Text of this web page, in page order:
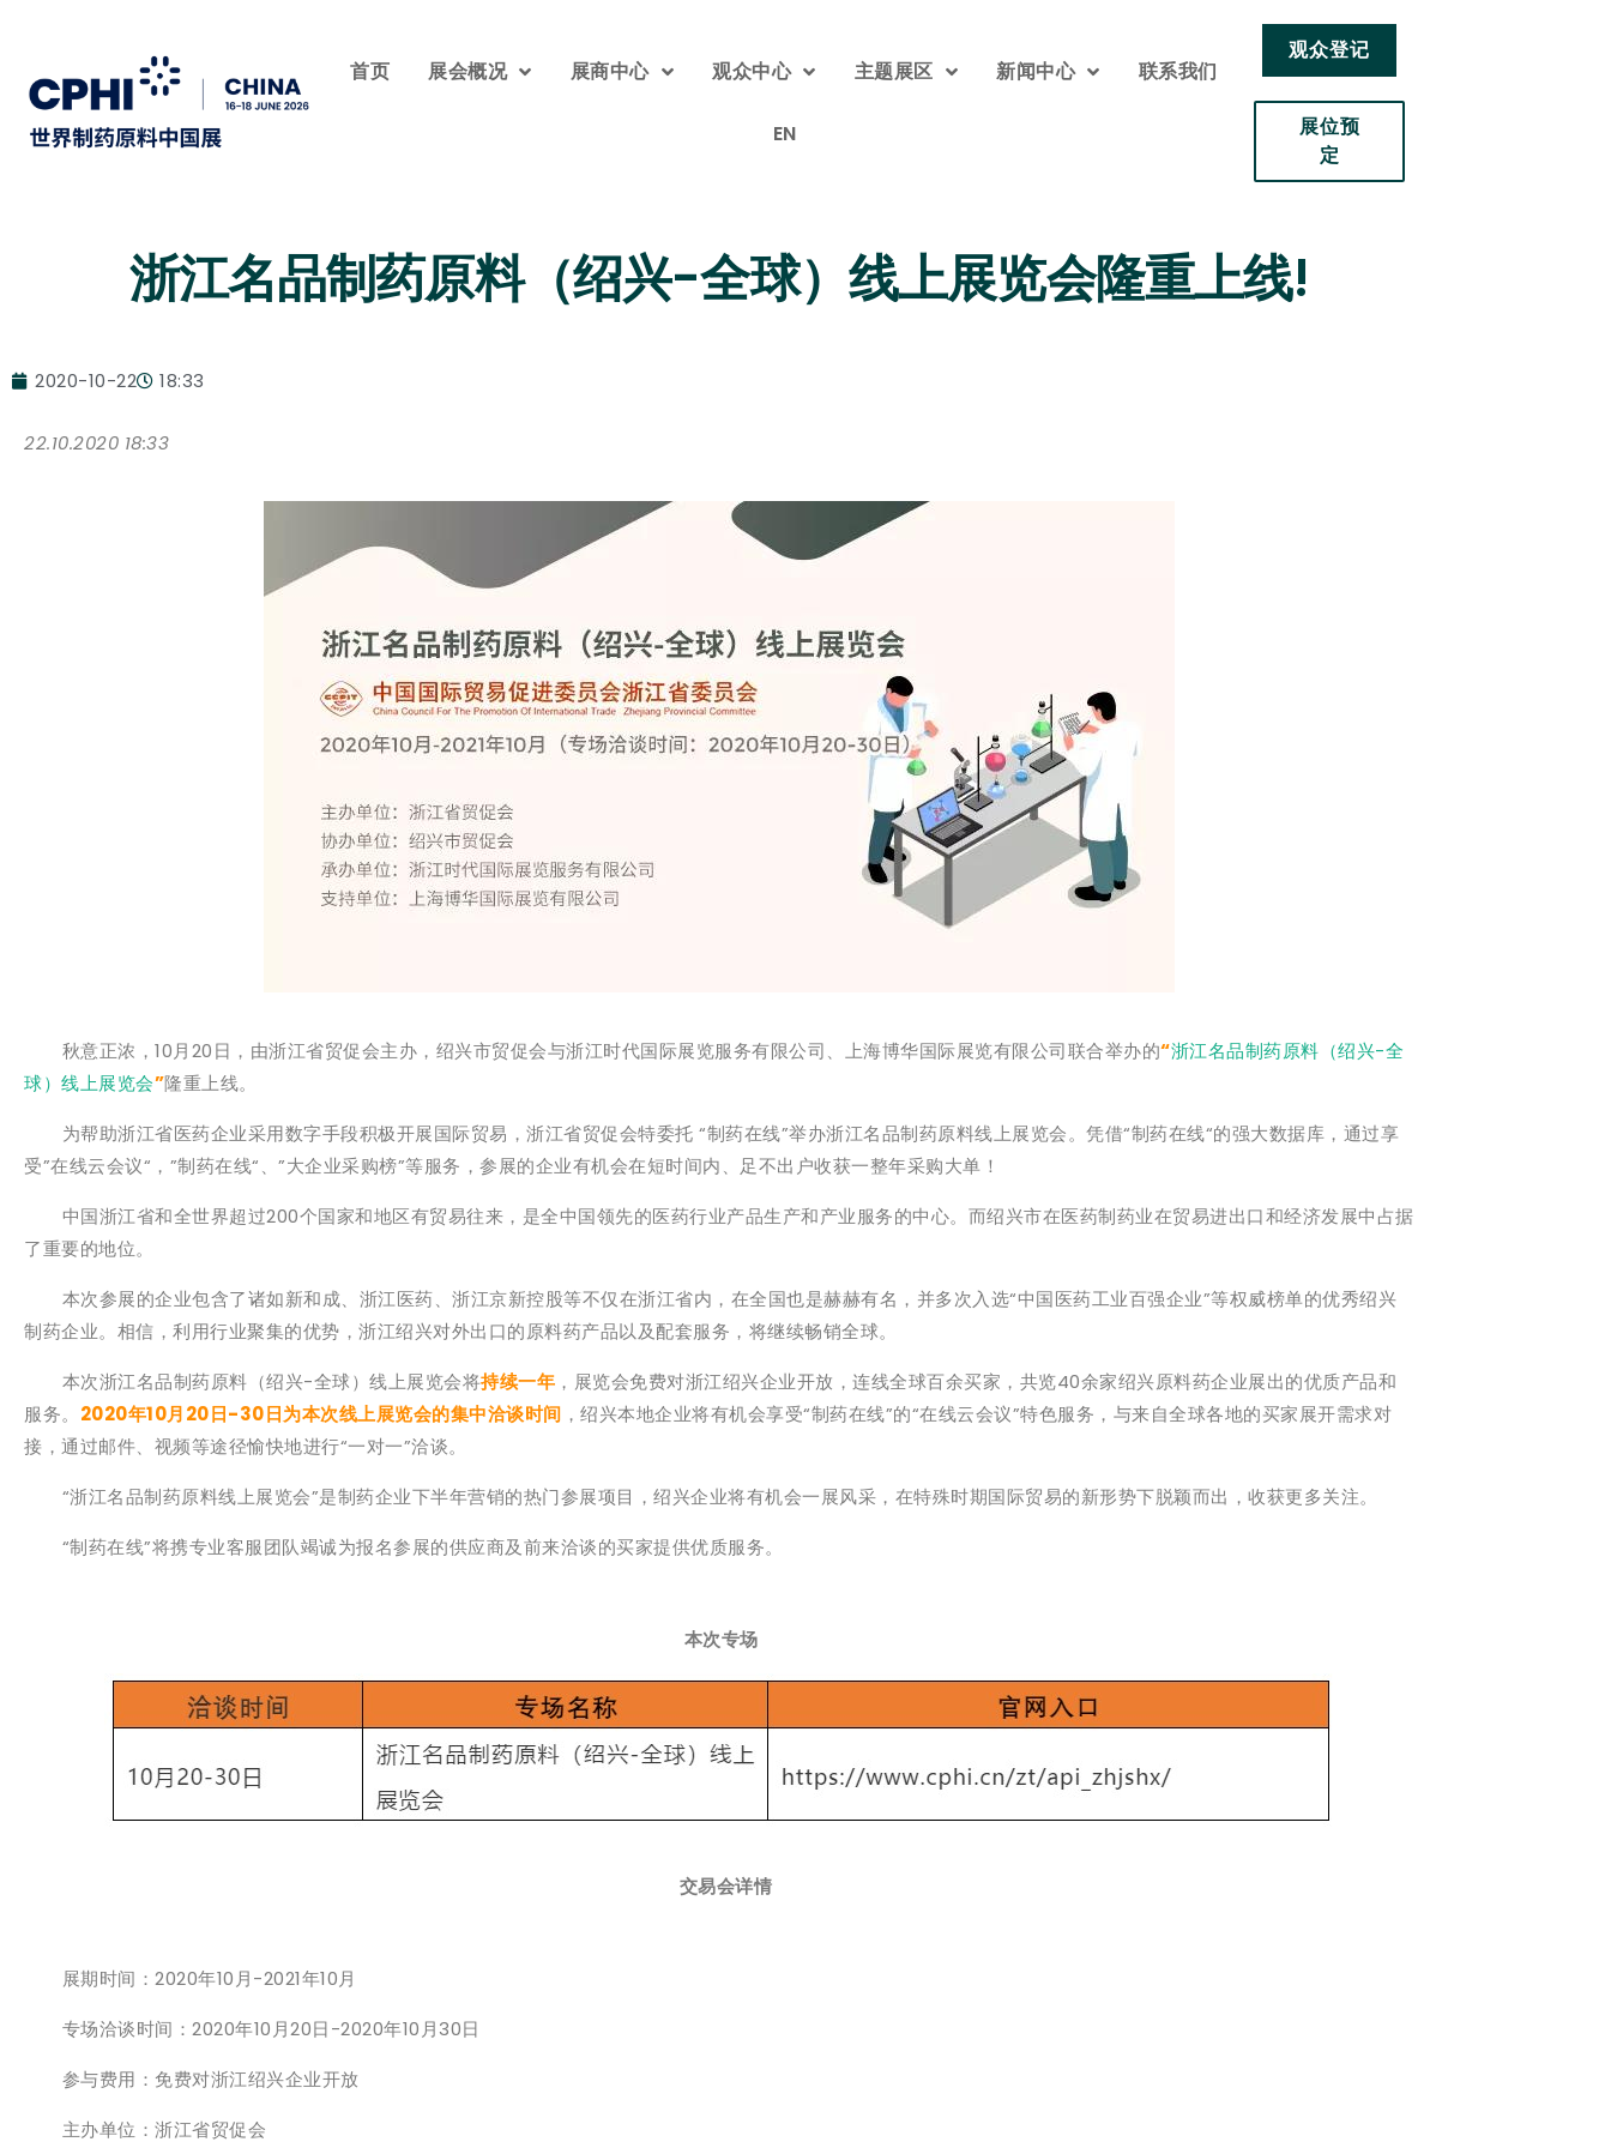
首页 展会概况 展商中心 观众中心 主题展区 新闻中心 联系我们
EN
观众登记
展位预
定
浙江名品制药原料（绍兴-全球）线上展览会隆重上线!
2020-10-22 18:33
22.10.2020 18:33
秋意正浓，10月20日，由浙江省贸促会主办，绍兴市贸促会与浙江时代国际展览服务有限公司、上海博华国际展览有限公司联合举办的“浙江名品制药原料（绍兴-全
球）线上展览会”隆重上线。
为帮助浙江省医药企业采用数字手段积极开展国际贸易，浙江省贸促会特委托 “制药在线”举办浙江名品制药原料线上展览会。凭借“制药在线“的强大数据库，通过享
受”在线云会议“，”制药在线“、”大企业采购榜”等服务，参展的企业有机会在短时间内、足不出户收获一整年采购大单！
中国浙江省和全世界超过200个国家和地区有贸易往来，是全中国领先的医药行业产品生产和产业服务的中心。而绍兴市在医药制药业在贸易进出口和经济发展中占据
了重要的地位。
本次参展的企业包含了诸如新和成、浙江医药、浙江京新控股等不仅在浙江省内，在全国也是赫赫有名，并多次入选“中国医药工业百强企业”等权威榜单的优秀绍兴
制药企业。相信，利用行业聚集的优势，浙江绍兴对外出口的原料药产品以及配套服务，将继续畅销全球。
本次浙江名品制药原料（绍兴-全球）线上展览会将持续一年 ，展览会免费对浙江绍兴企业开放，连线全球百余买家，共览40余家绍兴原料药企业展出的优质产品和
服务。 2020年10月20日-30日为本次线上展览会的集中洽谈时间 ，绍兴本地企业将有机会享受“制药在线”的“在线云会议”特色服务，与来自全球各地的买家展开需求对
接，通过邮件、视频等途径愉快地进行“一对一”洽谈。
“浙江名品制药原料线上展览会”是制药企业下半年营销的热门参展项目，绍兴企业将有机会一展风采，在特殊时期国际贸易的新形势下脱颖而出，收获更多关注。
“制药在线”将携专业客服团队竭诚为报名参展的供应商及前来洽谈的买家提供优质服务。
本次专场
交易会详情
展期时间：2020年10月-2021年10月
专场洽谈时间：2020年10月20日-2020年10月30日
参与费用：免费对浙江绍兴企业开放
主办单位：浙江省贸促会